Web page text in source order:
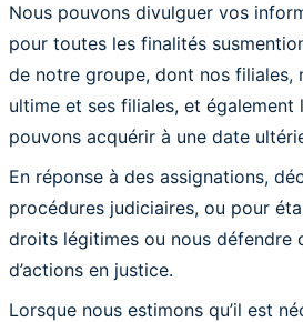
Nous pouvons divulguer vos
pour toutes les finalités
de notre groupe, dont nos filiales,
ultime et ses filiales, et également
pouvons acquérir à une date
En réponse à des assignations,
procédures judiciaires, ou pour
droits légitimes ou nous défendre
d’actions en justice.
Lorsque nous estimons qu’il est